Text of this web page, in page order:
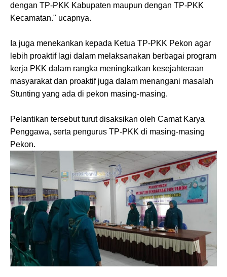
dengan TP-PKK Kabupaten maupun dengan TP-PKK
Kecamatan." ucapnya.
Ia juga menekankan kepada Ketua TP-PKK Pekon agar
lebih proaktif lagi dalam melaksanakan berbagai program
kerja PKK dalam rangka meningkatkan kesejahteraan
masyarakat dan proaktif juga dalam menangani masalah
Stunting yang ada di pekon masing-masing.
Pelantikan tersebut turut disaksikan oleh Camat Karya
Penggawa, serta pengurus TP-PKK di masing-masing
Pekon.